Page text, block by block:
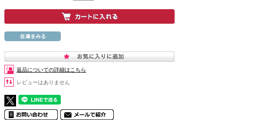
返品についての詳細はこちら
レビューはありません